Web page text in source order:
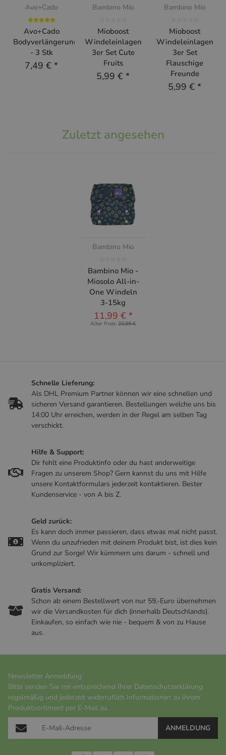
Avo+Cado
Avo+Cado
Bodyverlängerung
- 3 Stk
7,49 € *
Bambino Mio
Mioboost
Windeleinlagen
3er Set Cute
Fruits
5,99 € *
Bambino Mio
Mioboost
Windeleinlagen
3er Set
Flauschige
Freunde
5,99 € *
Zuletzt angesehen
Bambino Mio
Bambino Mio -
Miosolo All-in-
One Windeln
3-15kg
11,99 € *
Alter Preis: 23,99 €
Schnelle Lieferung:
Als DHL Premium Partner können wir eine schnellen und
sicheren Versand garantieren. Bestellungen welche uns bis
14:00 Uhr erreichen, werden in der Regel am selben Tag
verschickt.
Hilfe & Support:
Dir fehlt eine Produktinfo oder du hast anderweitige
Fragen zu unserem Shop? Gern kannst du uns mit Hilfe
unsere Kontaktformulars jederzeit kontaktieren. Bester
Kundenservice - von A bis Z.
Geld zurück:
Es kann doch immer passieren, dass etwas mal nicht passt.
Wenn du unzufrieden mit deinem Produkt bist, ist dies kein
Grund zur Sorge! Wir kümmern uns darum - schnell und
unkompliziert.
Gratis Versand:
Schon ab einem Bestellwert von nur 59,-Euro übernehmen
wir die Versandkosten für dich (innerhalb Deutschlands).
Einkaufen, so einfach wie nie - bequem & von zu Hause
aus.
Newsletter Anmeldung
Bitte senden Sie mir entsprechend Ihrer Datenschutzerklärung
regelmäßig und jederzeit widerruflich Informationen zu Ihrem
Produktsortiment per E-Mail zu.
ANMELDUNG